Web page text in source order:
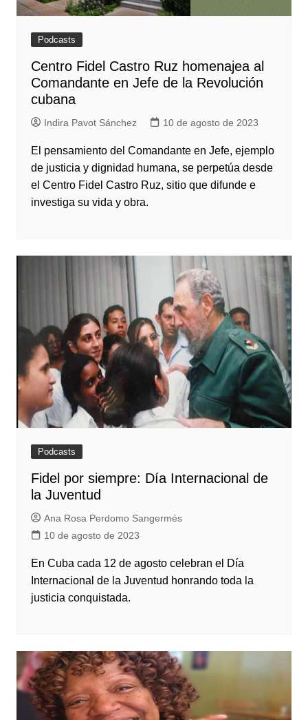
Podcasts
Centro Fidel Castro Ruz homenajea al
Comandante en Jefe de la Revolución
cubana
Indira Pavot Sánchez 10 de agosto de 2023
El pensamiento del Comandante en Jefe, ejemplo
de justicia y dignidad humana, se perpetúa desde
el Centro Fidel Castro Ruz, sitio que difunde e
investiga su vida y obra.
Podcasts
Fidel por siempre: Día Internacional de
la Juventud
Ana Rosa Perdomo Sangermés
10 de agosto de 2023
En Cuba cada 12 de agosto celebran el Día
Internacional de la Juventud honrando toda la
justicia conquistada.